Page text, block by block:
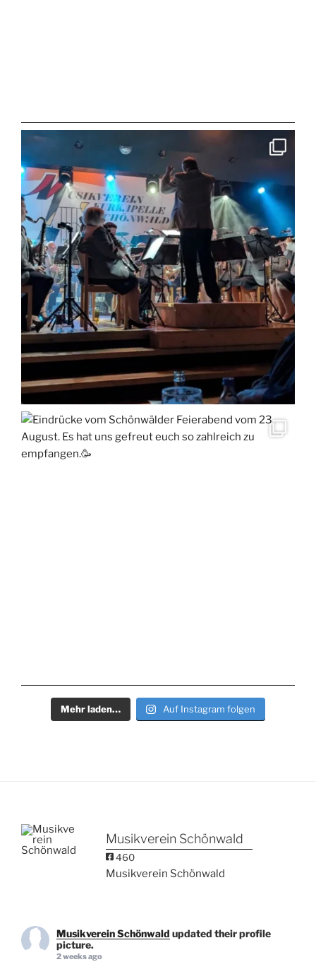
Mehr laden… Auf Instagram folgen
Musikverein Schönwald
460
Musikverein Schönwald
Musikverein Schönwald updated their profile
picture.
2 weeks ago